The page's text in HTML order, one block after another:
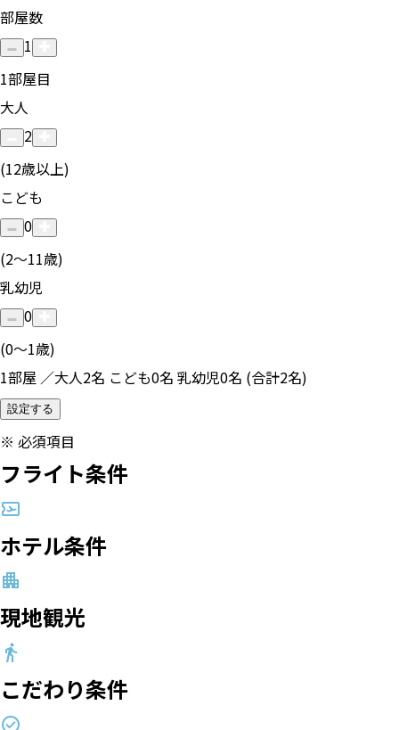
部屋数
1
1部屋目
大人
2
(12歳以上)
こども
0
(2〜11歳)
乳幼児
0
(0〜1歳)
1部屋 ／大人2名 こども0名 乳幼児0名 (合計2名)
設定する
※ 必須項目
フライト条件
ホテル条件
現地観光
こだわり条件